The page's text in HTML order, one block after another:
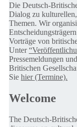
Die Deutsch-
Dialog zu
Themen. Wir
Vorträge von
Unter
Pressemeldungen
Britischen
Sie hier (Termine).
Welcome
The Deutsch-